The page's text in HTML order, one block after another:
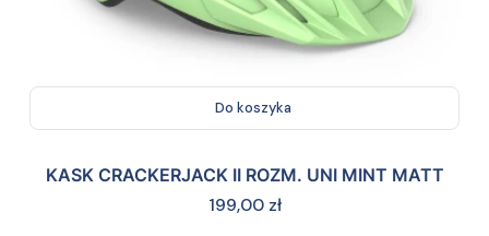
Do koszyka
KASK CRACKERJACK II ROZM. UNI MINT MATT
Cena
199,00 zł